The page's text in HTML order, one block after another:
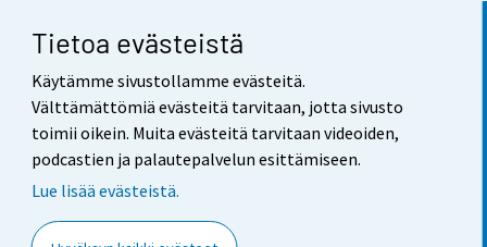
Tietoa evästeistä
Käytämme sivustollamme evästeitä.
Välttämättömiä evästeitä tarvitaan, jotta sivusto
toimii oikein. Muita evästeitä tarvitaan videoiden,
podcastien ja palautepalvelun esittämiseen.
Lue lisää evästeistä.
Yhteystiedot
Palaute
Käyttöehdot
Saavutettavuus